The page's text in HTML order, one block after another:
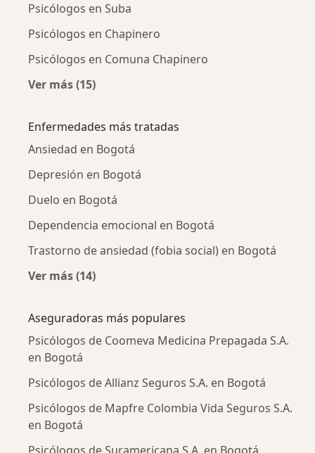
Psicólogos en Suba
Psicólogos en Chapinero
Psicólogos en Comuna Chapinero
Ver más (15)
Enfermedades más tratadas
Ansiedad en Bogotá
Depresión en Bogotá
Duelo en Bogotá
Dependencia emocional en Bogotá
Trastorno de ansiedad (fobia social) en Bogotá
Ver más (14)
Aseguradoras más populares
Psicólogos de Coomeva Medicina Prepagada S.A.
en Bogotá
Psicólogos de Allianz Seguros S.A. en Bogotá
Psicólogos de Mapfre Colombia Vida Seguros S.A.
en Bogotá